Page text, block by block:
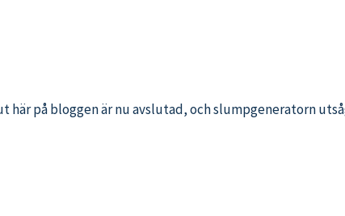
på bloggen är nu avslutad, och slumpgeneratorn